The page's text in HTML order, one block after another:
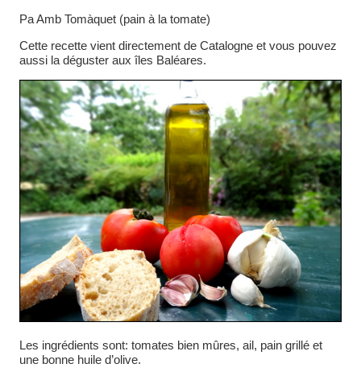
Pa Amb Tomàquet (pain à la tomate)
Cette recette vient directement de Catalogne et vous pouvez
aussi la déguster aux îles Baléares.
Les ingrédients sont: tomates bien mûres, ail, pain grillé et
une bonne huile d’olive.